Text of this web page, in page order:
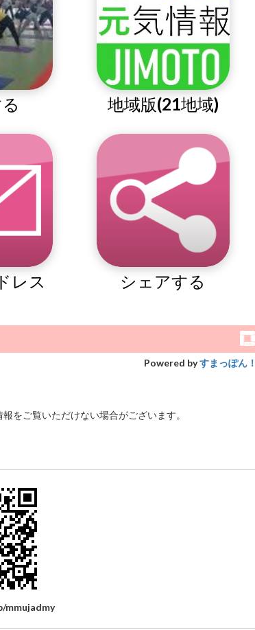
地域版(21地域)
レス シェアする
Powered byすまっぽん！
をご覧いただけない場合がございます。
mmujadmy